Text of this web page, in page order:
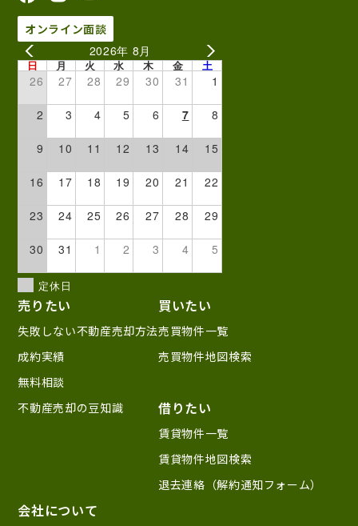
オンライン面談
2026年 8月
日 月 火 水 木 金 土
26 27 28 29 30 31 1
2 3 4 5 6 7 8
9 10 11 12 13 14 15
16 17 18 19 20 21 22
23 24 25 26 27 28 29
30 31 1 2 3 4 5
定休日
売りたい
失敗しない不動産売却方法
成約実績
無料相談
不動産売却の豆知識
買いたい
売買物件一覧
売買物件地図検索
借りたい
賃貸物件一覧
賃貸物件地図検索
退去連絡（解約通知フォーム）
会社について